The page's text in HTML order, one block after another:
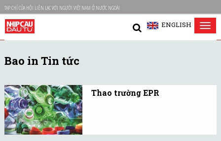
TẠP CHÍ CỦA HỘI LIÊN LẠC VỚI NGƯỜI VIỆT NAM Ở NƯỚC NGOÀI
ENGLISH
Bao in Tin tức
Thao trường EPR
bắt buộc về năng lực sinh